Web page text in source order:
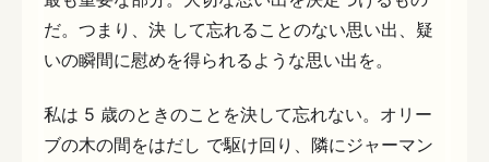
だ。つまり、決 して忘れることのない思い出、疑
いの瞬間に慰めを得られるような思い出を。
私は 5 歳のときのことを決して忘れない。オリー
ブの木の間をはだし で駆け回り、隣にジャーマン